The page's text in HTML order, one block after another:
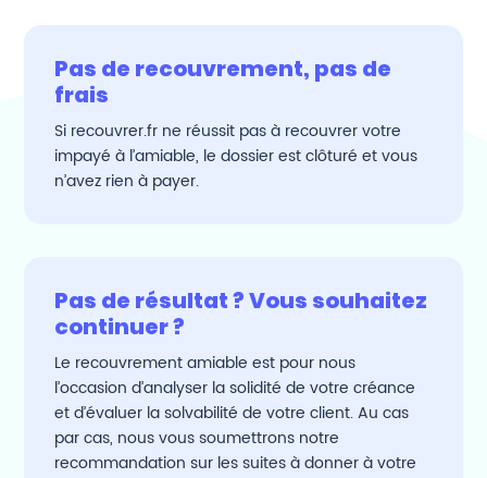
Pas de recouvrement, pas de
frais
Si recouvrer.fr ne réussit pas à recouvrer votre
impayé à l’amiable, le dossier est clôturé et vous
n’avez rien à payer.
Pas de résultat ? Vous souhaitez
continuer ?
Le recouvrement amiable est pour nous
l’occasion d’analyser la solidité de votre créance
et d’évaluer la solvabilité de votre client. Au cas
par cas, nous vous soumettrons notre
recommandation sur les suites à donner à votre